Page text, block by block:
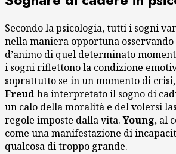
Secondo la psicologia, tutti i sogni
nella maniera opportuna osservando
d’animo di quel determinato
i sogni riflettono la condizione
soprattutto se in un momento di
Freudha interpretato il sogno di
un calo della moralità e del volersi
regole imposte dalla vita.Young, al
come una manifestazione di
qualcosa di troppo grande.